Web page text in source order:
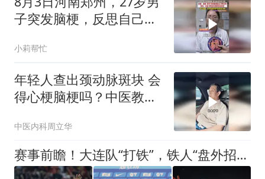
子突发脑梗，反思自己坏
小莉帮忙
年轻人查出颈动脉斑块 会
得心梗脑梗吗？中医教你
中医内科周立华
赛事前瞻！大连队“打铁”，铁人“盘外招”施压裁判，底气不足